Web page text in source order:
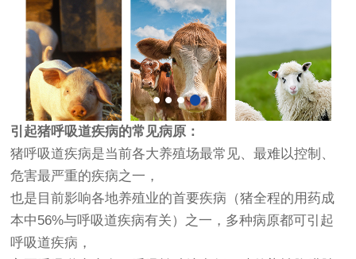
引起猪呼吸道疾病的常见病原：
猪呼吸道疾病是当前各大养殖场最常见、最难以控制、
危害最严重的疾病之一，
也是目前影响各地养殖业的首要疾病（猪全程的用药成
本中56%与呼吸道疾病有关）之一，多种病原都可引起
呼吸道疾病，